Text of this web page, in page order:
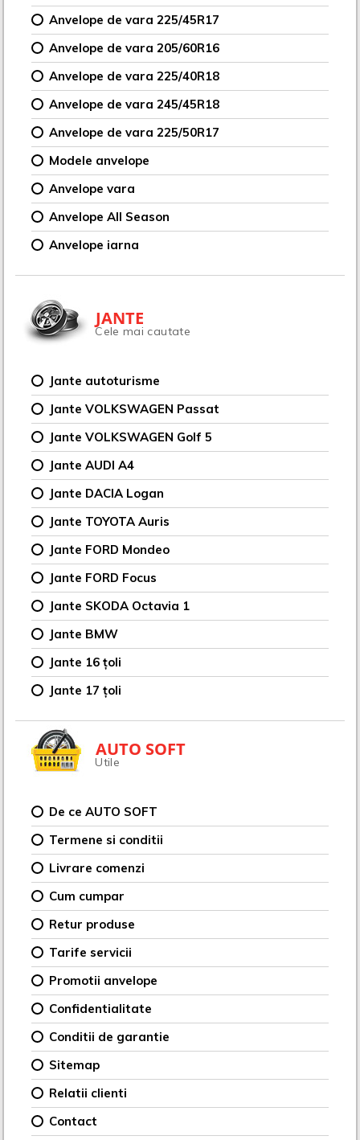
Anvelope de vara 225/45R17
Anvelope de vara 205/60R16
Anvelope de vara 225/40R18
Anvelope de vara 245/45R18
Anvelope de vara 225/50R17
Modele anvelope
Anvelope vara
Anvelope All Season
Anvelope iarna
JANTE
Cele mai cautate
Jante autoturisme
Jante VOLKSWAGEN Passat
Jante VOLKSWAGEN Golf 5
Jante AUDI A4
Jante DACIA Logan
Jante TOYOTA Auris
Jante FORD Mondeo
Jante FORD Focus
Jante SKODA Octavia 1
Jante BMW
Jante 16 țoli
Jante 17 țoli
AUTO SOFT
Utile
De ce AUTO SOFT
Termene si conditii
Livrare comenzi
Cum cumpar
Retur produse
Tarife servicii
Promotii anvelope
Confidentialitate
Conditii de garantie
Sitemap
Relatii clienti
Contact